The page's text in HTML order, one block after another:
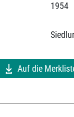
1954
Auf die